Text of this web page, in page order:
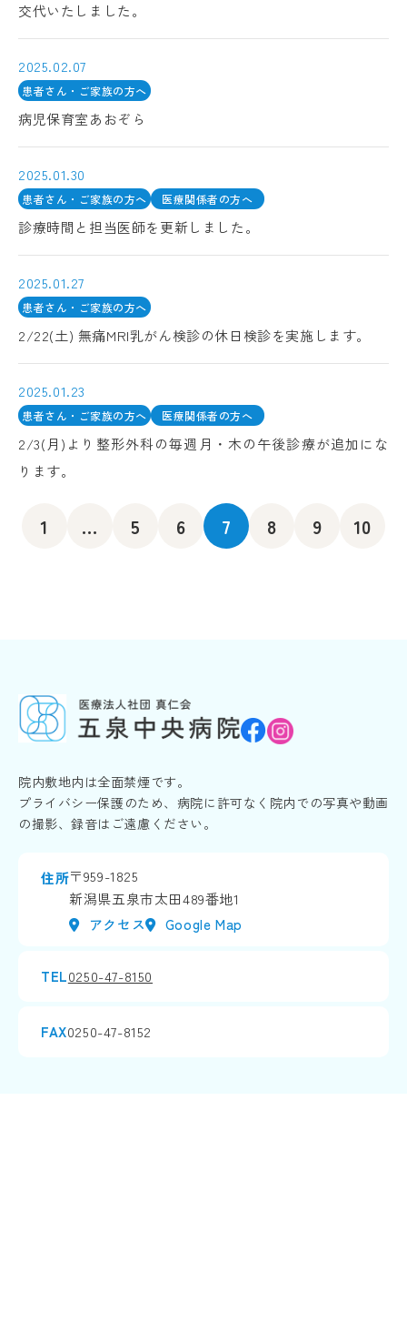
交代いたしました。
2025.02.07
患者さん・ご家族の方へ
病児保育室あおぞら
2025.01.30
患者さん・ご家族の方へ 医療関係者の方へ
診療時間と担当医師を更新しました。
2025.01.27
患者さん・ご家族の方へ
2/22(土) 無痛MRI乳がん検診の休日検診を実施します。
2025.01.23
患者さん・ご家族の方へ 医療関係者の方へ
2/3(月)より整形外科の毎週月・木の午後診療が追加にな
ります。
1 ... 5 6 7 8 9 10
院内敷地内は全面禁煙です。
プライバシー保護のため、病院に許可なく院内での写真や動画
の撮影、録音はご遠慮ください。
住所〒959-1825
新潟県五泉市太田489番地1
アクセス
Google Map
TEL0250-47-8150
FAX0250-47-8152